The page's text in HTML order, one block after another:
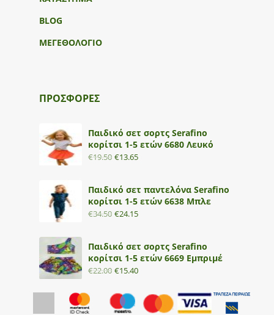
BLOG
ΜΕΓΕΘΟΛΟΓΙΟ
ΠΡΟΣΦΟΡΕΣ
Παιδικό σετ σορτς Serafino
κορίτσι 1-5 ετών 6680 Λευκό
€19.50 €13.65
Παιδικό σετ παντελόνα Serafino
κορίτσι 1-5 ετών 6638 Μπλε
€34.50 €24.15
Παιδικό σετ σορτς Serafino
κορίτσι 1-5 ετών 6669 Εμπριμέ
€22.00 €15.40